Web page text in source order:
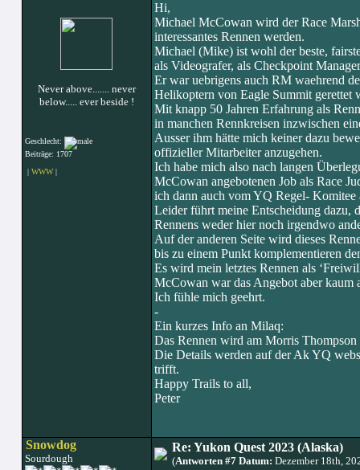
Never above....... never
below..... ever beside !
Geschlecht:
Beiträge: 1707
| WWW|
Hi,
Michael McCowan wird der Race
interessantes Rennen werden.
Michael (Mike) ist wohl der beste,
als Videografer, als Checkpoint
Er war uebrigens auch RM waehrend
Helikoptern von Eagle Summit gerettet
Mit knapp 50 Jahren Erfahrung als
in manchen Rennkreisen inzwischen
Ausser ihm hätte mich keiner dazu
offizieller Mitarbeiter anzugehen.
Ich habe mich also nach langen
McCowan angebotenen Job als Race
ich dann auch vom YQ Regel- Komitee
Leider führt meine Entscheidung dazu,
Rennens weder hier noch irgendwo
Auf der anderen Seite wird dieses
bis zu einem Punkt komplementieren
Es wird mein letztes Rennen als
McCowan war das Angebot aber kaum
Ich fühle mich geehrt.
-
Ein kurzes Info an Milaq:
Das Rennen wird am Morris
Die Details werden auf der Ak YQ
trifft.
Happy Trails to all,
Peter
Snowdog
Sourdough
Re: Yukon Quest 2023 (Alaska)
(Antworten #7 Datum: Dezember 18th,